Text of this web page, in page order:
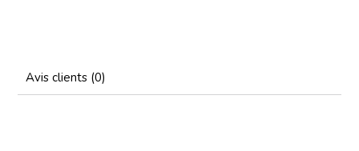
Avis clients (0)